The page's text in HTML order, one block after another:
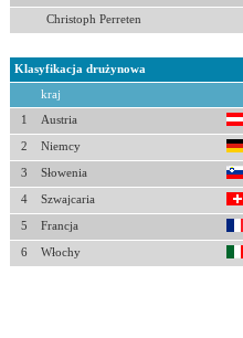
Christoph Perreten
Klasyfikacja drużynowa
kraj
1 Austria
2 Niemcy
3 Słowenia
4 Szwajcaria
5 Francja
6 Włochy